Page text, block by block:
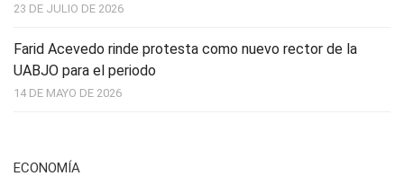
23 DE JULIO DE 2026
Farid Acevedo rinde protesta como nuevo rector de la
UABJO para el periodo
14 DE MAYO DE 2026
ECONOMÍA